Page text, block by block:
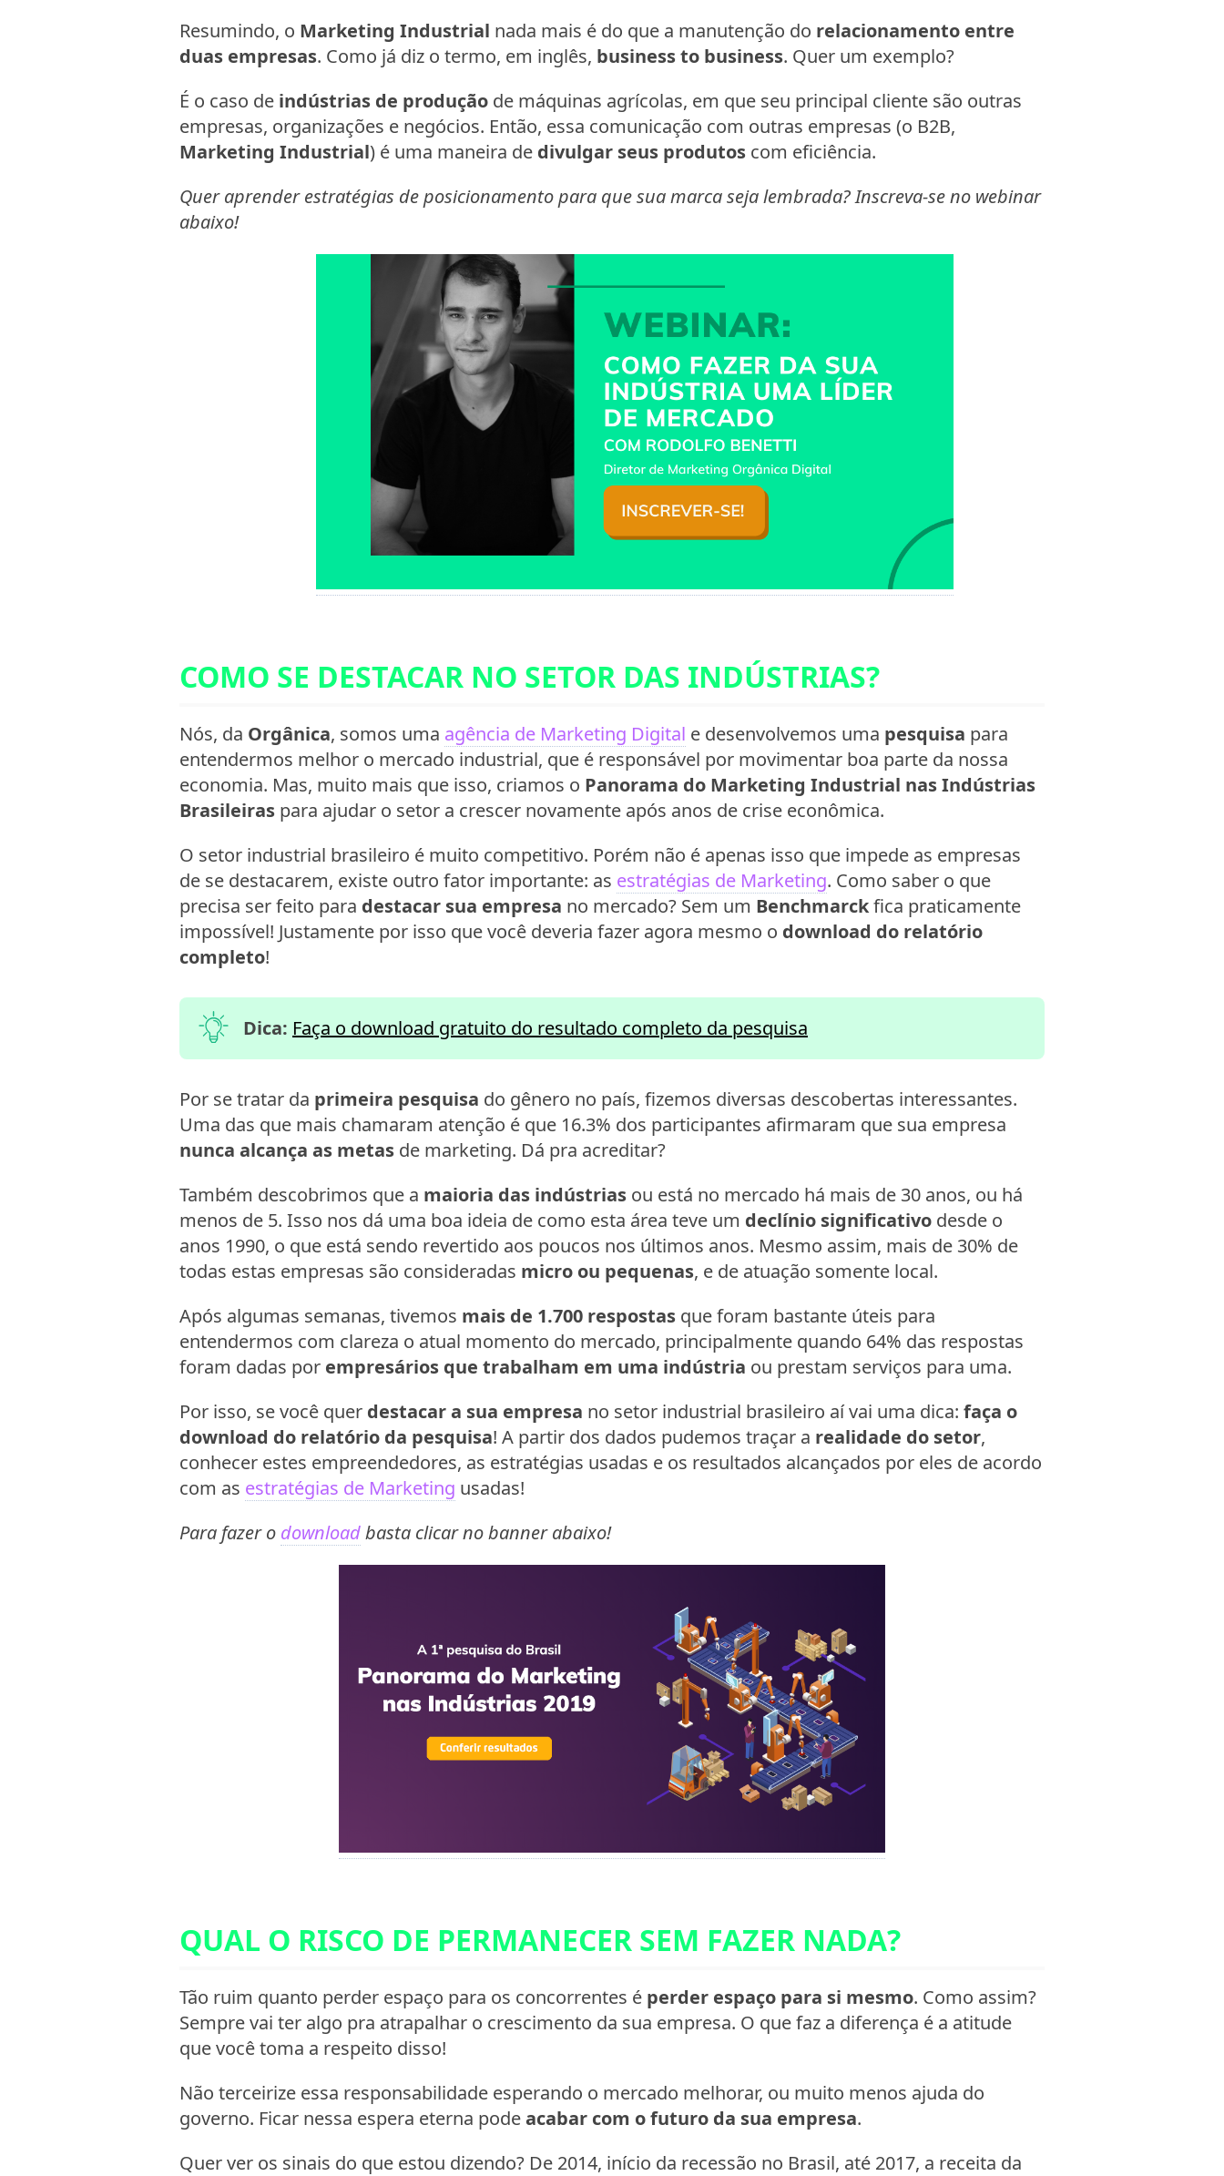
Resumindo, o Marketing Industrial nada mais é do que a manutenção do relacionamento entre
duas empresas. Como já diz o termo, em inglês, business to business. Quer um exemplo?
É o caso de indústrias de produção de máquinas agrícolas, em que seu principal cliente são outras
empresas, organizações e negócios. Então, essa comunicação com outras empresas (o B2B,
Marketing Industrial) é uma maneira de divulgar seus produtos com eficiência.
Quer aprender estratégias de posicionamento para que sua marca seja lembrada? Inscreva-se no webinar
abaixo!
COMO SE DESTACAR NO SETOR DAS INDÚSTRIAS?
Nós, da Orgânica, somos uma agência de Marketing Digital e desenvolvemos uma pesquisa para
entendermos melhor o mercado industrial, que é responsável por movimentar boa parte da nossa
economia. Mas, muito mais que isso, criamos o Panorama do Marketing Industrial nas Indústrias
Brasileiras para ajudar o setor a crescer novamente após anos de crise econômica.
O setor industrial brasileiro é muito competitivo. Porém não é apenas isso que impede as empresas
de se destacarem, existe outro fator importante: as estratégias de Marketing. Como saber o que
precisa ser feito para destacar sua empresa no mercado? Sem um Benchmarckfica praticamente
impossível! Justamente por isso que você deveria fazer agora mesmo o download do relatório
completo!
Dica: Faça o download gratuito do resultado completo da pesquisa
Por se tratar da primeira pesquisa do gênero no país, fizemos diversas descobertas interessantes.
Uma das que mais chamaram atenção é que 16.3% dos participantes afirmaram que sua empresa
nunca alcança as metas de marketing. Dá pra acreditar?
Também descobrimos que a maioria das indústrias ou está no mercado há mais de 30 anos, ou há
menos de 5. Isso nos dá uma boa ideia de como esta área teve um declínio significativo desde o
anos 1990, o que está sendo revertido aos poucos nos últimos anos. Mesmo assim, mais de 30% de
todas estas empresas são consideradas micro ou pequenas, e de atuação somente local.
Após algumas semanas, tivemos mais de 1.700 respostas que foram bastante úteis para
entendermos com clareza o atual momento do mercado, principalmente quando 64% das respostas
foram dadas por empresários que trabalham em uma indústria ou prestam serviços para uma.
Por isso, se você quer destacar a sua empresa no setor industrial brasileiro aí vai uma dica: faça o
download do relatório da pesquisa! A partir dos dados pudemos traçar a realidade do setor,
conhecer estes empreendedores, as estratégias usadas e os resultados alcançados por eles de acordo
com as estratégias de Marketing usadas!
Para fazer o downloadbasta clicar no banner abaixo!
QUAL O RISCO DE PERMANECER SEM FAZER NADA?
Tão ruim quanto perder espaço para os concorrentes é perder espaço para si mesmo. Como assim?
Sempre vai ter algo pra atrapalhar o crescimento da sua empresa. O que faz a diferença é a atitude
que você toma a respeito disso!
Não terceirize essa responsabilidade esperando o mercado melhorar, ou muito menos ajuda do
governo. Ficar nessa espera eterna podeacabar com o futuro da sua empresa.
Quer ver os sinais do que estou dizendo? De 2014, início da recessão no Brasil, até 2017, a receita da